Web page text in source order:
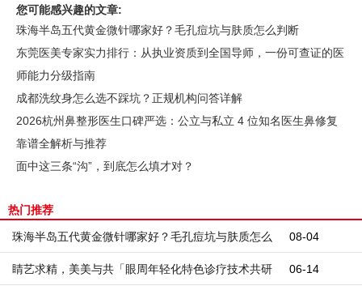
您可能感兴趣的文章:
珠海半岛五代黄金微针哪家好？毛孔痘坑与肤质怎么判断
东莞医美专家实力排行：从执业资质到全国导师，一份可查证的医
师能力分级指南
成都洗纹身怎么选不踩坑？正规机构问答详解
2026杭州鼻整形医生口碑严选：公立与私立 4 位知名医生鼻修复
靠谱全解析与推荐
面中这三条“沟”，到底怎么填才对？
热门推荐
08-04
珠海半岛五代黄金微针哪家好？毛孔痘坑与肤质怎么
判断 06-14
睛艺求精，美美与共「眼周年轻化特色诊疗技术共研